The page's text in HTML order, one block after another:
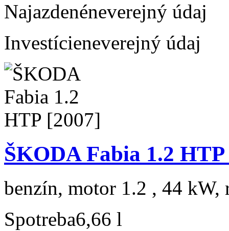
Najazdenéneverejný údaj
Investícieneverejný údaj
ŠKODA Fabia 1.2
benzín, motor 1.2 , 44 kW,
Spotreba6,66 l